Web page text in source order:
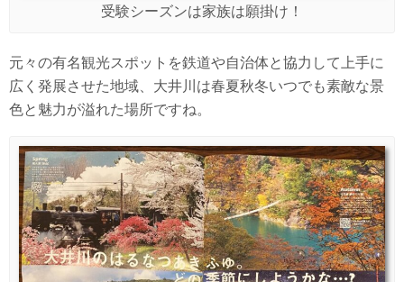
受験シーズンは家族は願掛け！
元々の有名観光スポットを鉄道や自治体と協力して上手に
広く発展させた地域、大井川は春夏秋冬いつでも素敵な景
色と魅力が溢れた場所ですね。